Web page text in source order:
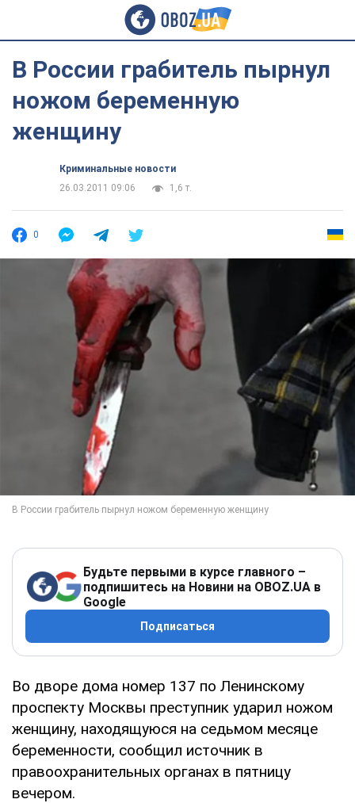
В России грабитель пырнул
ножом беременную
женщину
Криминальные новости
26.03.2011 09:06
1,6 т.
0
Будьте первыми в курсе главного –
подпишитесь на Новини на OBOZ.UA в
Google
Подписаться
Во дворе дома номер 137 по Ленинскому
проспекту Москвы преступник ударил ножом
женщину, находящуюся на седьмом месяце
беременности, сообщил источник в
правоохранительных органах в пятницу
вечером.